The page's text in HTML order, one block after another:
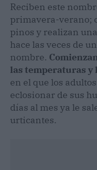
Reciben este
primavera-verano;
pinos y realizan
hace las veces de
nombre.
las temperaturas y
en el que los
eclosionar de sus
días al mes ya le
urticantes.